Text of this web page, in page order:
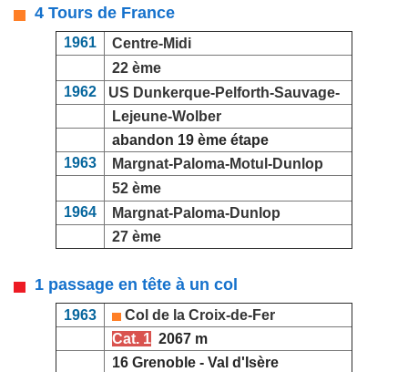
4 Tours de France
1961
Centre-Midi
22 ème
1962
US Dunkerque-Pelforth-Sauvage-
Lejeune-Wolber
abandon 19 ème étape
1963
Margnat-Paloma-Motul-Dunlop
52 ème
1964
Margnat-Paloma-Dunlop
27 ème
1 passage en tête à un col
1963
Col de la Croix-de-Fer
Cat. 1 2067 m
16 Grenoble - Val d'Isère